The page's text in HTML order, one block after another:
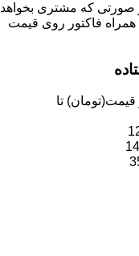
صورتی که مشتری بخواهد
همراه فاکتور روی قیمت
روز رسانی سال 1400 ) از قیمت(تومان) تا